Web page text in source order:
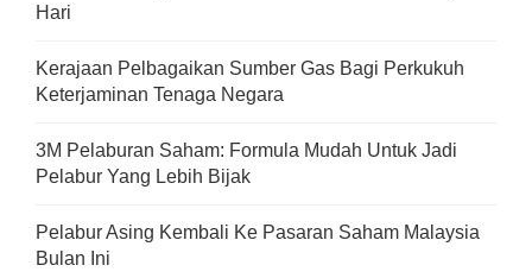
Hari
Kerajaan Pelbagaikan Sumber Gas Bagi Perkukuh
Keterjaminan Tenaga Negara
3M Pelaburan Saham: Formula Mudah Untuk Jadi
Pelabur Yang Lebih Bijak
Pelabur Asing Kembali Ke Pasaran Saham Malaysia
Bulan Ini